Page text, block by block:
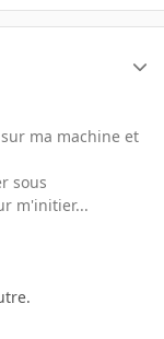
ma machine et
sous
m'initier...